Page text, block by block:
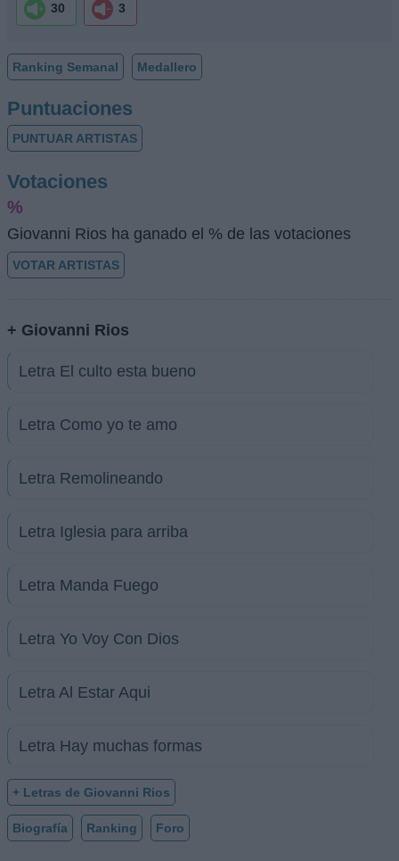
30 3
Ranking Semanal Medallero
Puntuaciones
PUNTUAR ARTISTAS
Votaciones
%
Giovanni Rios ha ganado el % de las votaciones
VOTAR ARTISTAS
+ Giovanni Rios
Letra El culto esta bueno
Letra Como yo te amo
Letra Remolineando
Letra Iglesia para arriba
Letra Manda Fuego
Letra Yo Voy Con Dios
Letra Al Estar Aqui
Letra Hay muchas formas
+ Letras de Giovanni Rios
Biografía Ranking Foro